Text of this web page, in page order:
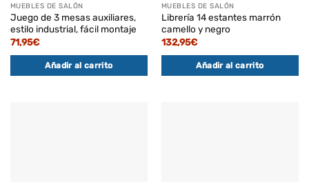
MUEBLES DE SALÓN
Juego de 3 mesas auxiliares,
estilo industrial, fácil montaje
71,95€
Añadir al carrito
MUEBLES DE SALÓN
Librería 14 estantes marrón
camello y negro
132,95€
Añadir al carrito